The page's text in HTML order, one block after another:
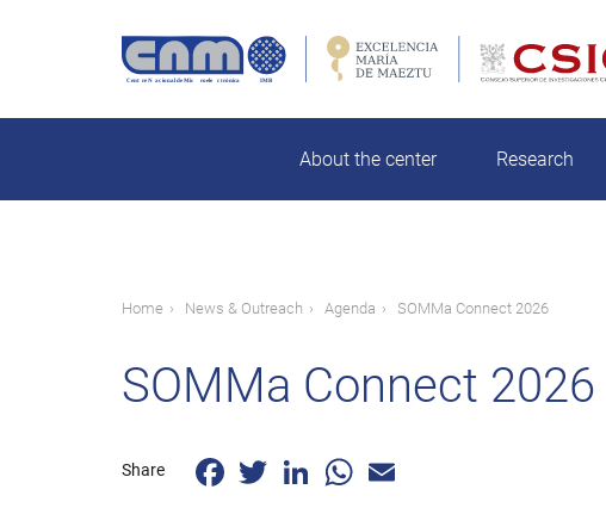
About the center Research
Breadcrumb
Home News & Outreach Agenda SOMMa Connect 2026
SOMMa Connect 2026
Share FacebookTwitterLinkedInWhatsApp